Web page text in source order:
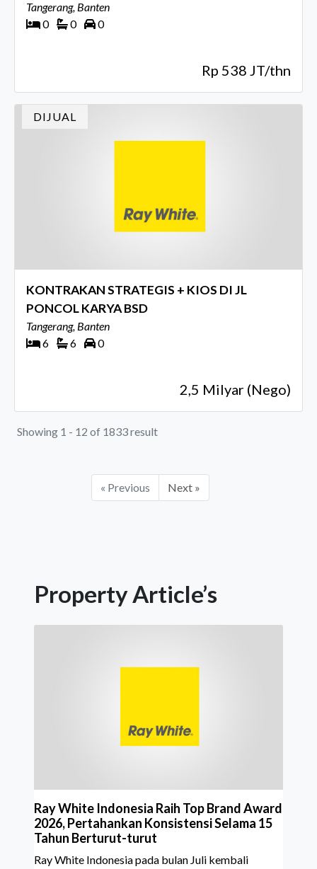
Tangerang, Banten
0
0 0
Rp 538 JT/thn
DIJUAL
KONTRAKAN STRATEGIS + KIOS DI JL
PONCOL KARYA BSD
Tangerang, Banten
6
6 0
2,5 Milyar (Nego)
Showing 1 - 12 of 1833 result
« Previous Next »
Property Article’s
Ray White Indonesia Raih Top Brand Award
2026, Pertahankan Konsistensi Selama 15
Tahun Berturut-turut
Ray White Indonesia pada bulan Juli kembali